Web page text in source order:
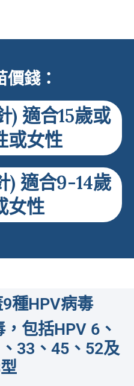
價錢：
) 適合15歲或
或女性
) 適合9-14歲
女性
種HPV病毒
包括HPV 6、
33、45、52及